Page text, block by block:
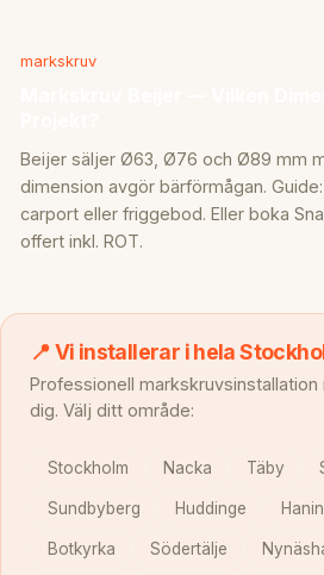
markskruv
Beijer säljer Ø63, Ø76 och Ø89 mm
dimension avgör bärförmågan.
carport eller friggebod. Eller boka
offert inkl. ROT.
📍 Vi installerar i hela
Professionell markskruvsinstallation
dig. Välj ditt område:
Stockholm Nacka Täby
Sundbyberg Huddinge
Botkyrka Södertälje